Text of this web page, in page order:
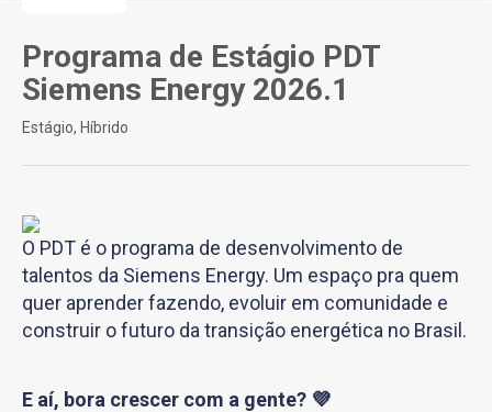
Programa de Estágio PDT
Siemens Energy 2026.1
Estágio, Híbrido
O PDT é o programa de desenvolvimento de
talentos da Siemens Energy. Um espaço pra quem
quer aprender fazendo, evoluir em comunidade e
construir o futuro da transição energética no Brasil.
E aí, bora crescer com a gente? 💜